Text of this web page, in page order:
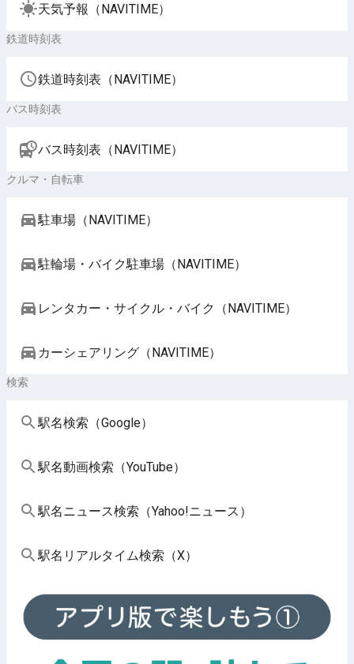
天気予報（NAVITIME）
鉄道時刻表
鉄道時刻表（NAVITIME）
バス時刻表
バス時刻表（NAVITIME）
クルマ・自転車
駐車場（NAVITIME）
駐輪場・バイク駐車場（NAVITIME）
レンタカー・サイクル・バイク（NAVITIME）
カーシェアリング（NAVITIME）
検索
駅名検索（Google）
駅名動画検索（YouTube）
駅名ニュース検索（Yahoo!ニュース）
駅名リアルタイム検索（X）